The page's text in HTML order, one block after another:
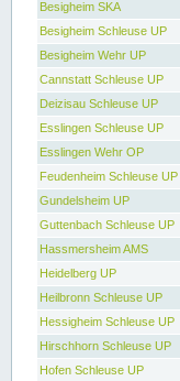
Besigheim SKA
Besigheim Schleuse UP
Besigheim Wehr UP
Cannstatt Schleuse UP
Deizisau Schleuse UP
Esslingen Schleuse UP
Esslingen Wehr OP
Feudenheim Schleuse UP
Gundelsheim UP
Guttenbach Schleuse UP
Hassmersheim AMS
Heidelberg UP
Heilbronn Schleuse UP
Hessigheim Schleuse UP
Hirschhorn Schleuse UP
Hofen Schleuse UP